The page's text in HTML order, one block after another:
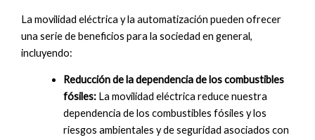
La movilidad eléctrica y la automatización pueden ofrecer
una serie de beneficios para la sociedad en general,
incluyendo:
Reducción de la dependencia de los combustibles
fósiles: La movilidad eléctrica reduce nuestra
dependencia de los combustibles fósiles y los
riesgos ambientales y de seguridad asociados con